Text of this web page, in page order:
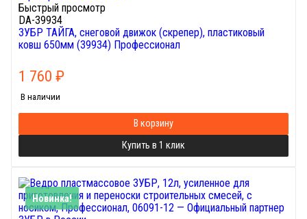
Быстрый просмотр
DA-39934
ЗУБР ТАЙГА, снеговой движок (скрепер), пластиковый
ковш 650мм (39934) Профессионал
1 760 ₽
В наличии
В корзину
Купить в 1 клик
Новинка!